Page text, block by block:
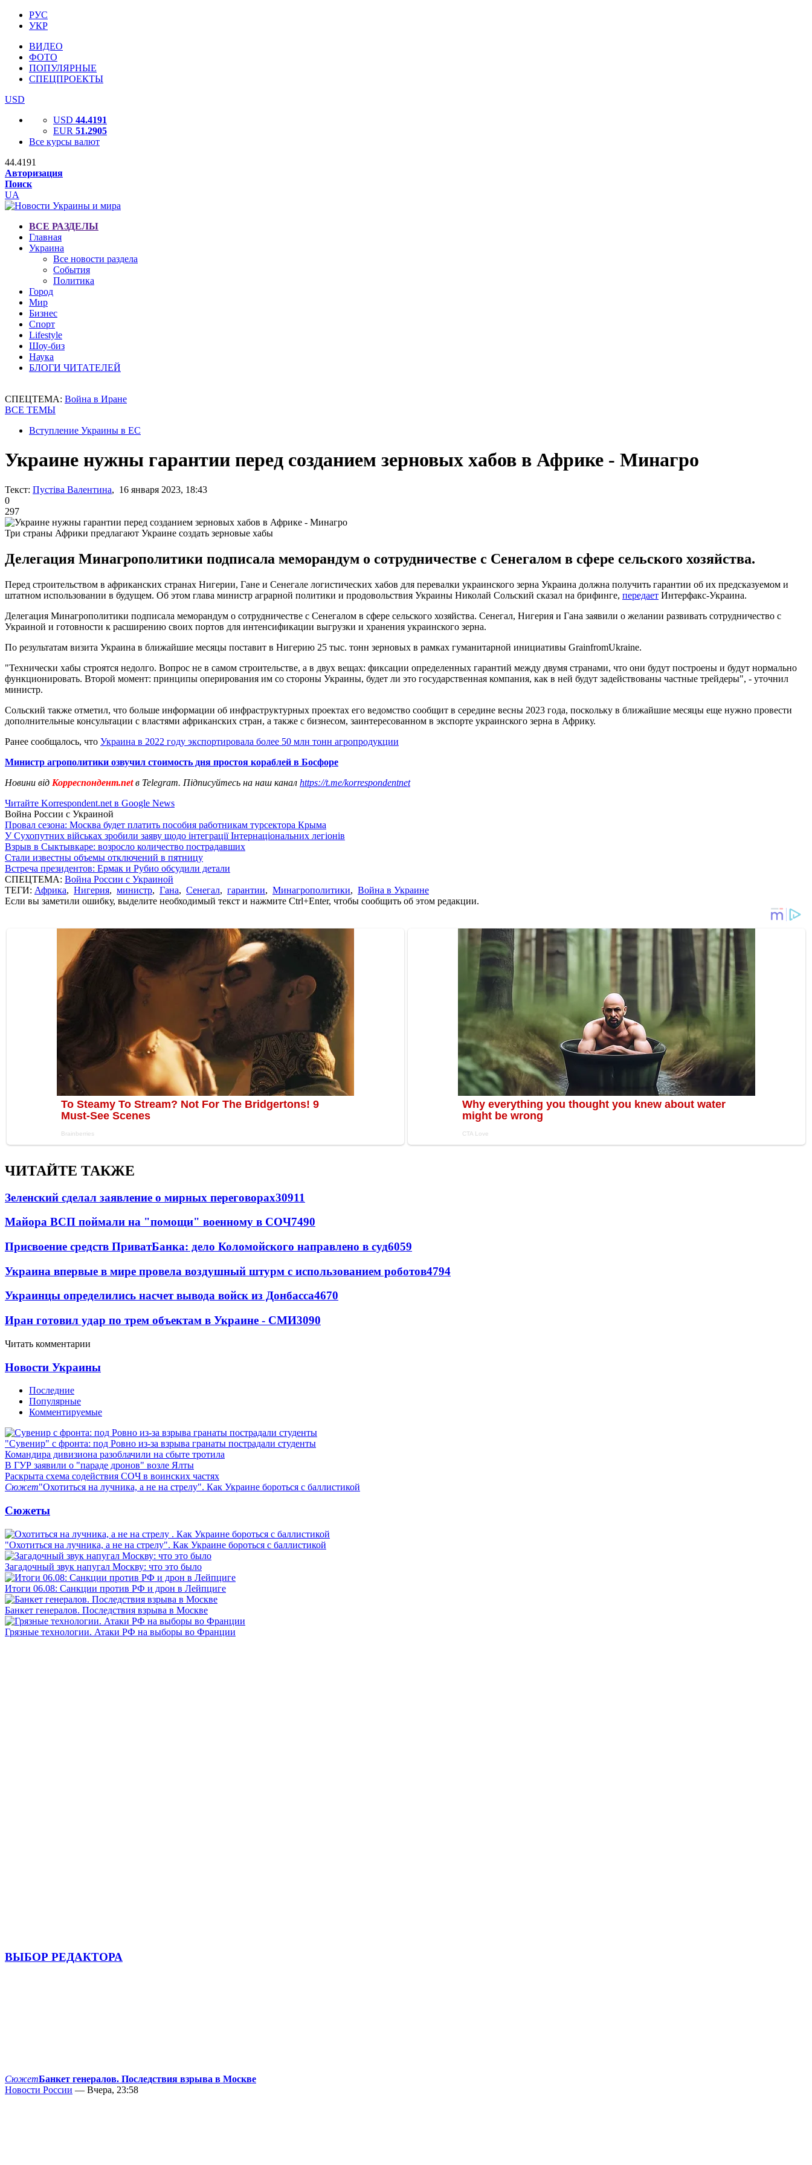
РУС
УКР
ВИДЕО
ФОТО
ПОПУЛЯРНЫЕ
СПЕЦПРОЕКТЫ
USD
USD 44.4191
EUR 51.2905
Все курсы валют
44.4191
Авторизация
Поиск
UA
ВСЕ РАЗДЕЛЫ
Главная
Украина
Все новости раздела
События
Политика
Город
Мир
Бизнес
Спорт
Lifestyle
Шоу-биз
Наука
БЛОГИ ЧИТАТЕЛЕЙ
СПЕЦТЕМА: Война в Иране
ВСЕ ТЕМЫ
Вступление Украины в ЕС
Украине нужны гарантии перед созданием зерновых хабов в Африке - Минагро
Текст: Пустіва Валентина, 16 января 2023, 18:43
0
297
Три страны Африки предлагают Украине создать зерновые хабы
Делегация Минагрополитики подписала меморандум о сотрудничестве с Сенегалом в сфере сельского хозяйства.
Перед строительством в африканских странах Нигерии, Гане и Сенегале логистических хабов для перевалки украинского зерна Украина должна получить гарантии об их предсказуемом и
штатном использовании в будущем. Об этом глава министр аграрной политики и продовольствия Украины Николай Сольский сказал на брифинге, передает Интерфакс-Украина.
Делегация Минагрополитики подписала меморандум о сотрудничестве с Сенегалом в сфере сельского хозяйства. Сенегал, Нигерия и Гана заявили о желании развивать сотрудничество с
Украиной и готовности к расширению своих портов для интенсификации выгрузки и хранения украинского зерна.
По результатам визита Украина в ближайшие месяцы поставит в Нигерию 25 тыс. тонн зерновых в рамках гуманитарной инициативы GrainfromUkraine.
"Технически хабы строятся недолго. Вопрос не в самом строительстве, а в двух вещах: фиксации определенных гарантий между двумя странами, что они будут построены и будут нормально
функционировать. Второй момент: принципы оперирования им со стороны Украины, будет ли это государственная компания, как в ней будут задействованы частные трейдеры", - уточнил
министр.
Сольский также отметил, что больше информации об инфраструктурных проектах его ведомство сообщит в середине весны 2023 года, поскольку в ближайшие месяцы еще нужно провести
дополнительные консультации с властями африканских стран, а также с бизнесом, заинтересованном в экспорте украинского зерна в Африку.
Ранее сообщалось, что Украина в 2022 году экспортировала более 50 млн тонн агропродукции
Министр агрополитики озвучил стоимость дня простоя кораблей в Босфоре
Новини від Корреспондент.netв Telegram. Підписуйтесь на наш канал https://t.me/korrespondentnet
Читайте Korrespondent.net в Google News
Война России с Украиной
Провал сезона: Москва будет платить пособия работникам турсектора Крыма
У Сухопутних військах зробили заяву щодо інтеграції Інтернаціональних легіонів
Взрыв в Сыктывкаре: возросло количество пострадавших
Стали известны объемы отключений в пятницу
Встреча президентов: Ермак и Рубио обсудили детали
СПЕЦТЕМА: Война России с Украиной
ТЕГИ: Африка, Нигерия, министр, Гана, Сенегал, гарантии, Минагрополитики, Война в Украине
Если вы заметили ошибку, выделите необходимый текст и нажмите Ctrl+Enter, чтобы сообщить об этом редакции.
ЧИТАЙТЕ ТАКЖЕ
Зеленский сделал заявление о мирных переговорах30911
Майора ВСП поймали на "помощи" военному в СОЧ7490
Присвоение средств ПриватБанка: дело Коломойского направлено в суд6059
Украина впервые в мире провела воздушный штурм с использованием роботов4794
Украинцы определились насчет вывода войск из Донбасса4670
Иран готовил удар по трем объектам в Украине - СМИ3090
Читать комментарии
Новости Украины
Последние
Популярные
Комментируемые
"Сувенир" с фронта: под Ровно из-за взрыва гранаты пострадали студенты
Командира дивизиона разоблачили на сбыте тротила
В ГУР заявили о "параде дронов" возле Ялты
Раскрыта схема содействия СОЧ в воинских частях
Сюжет"Охотиться на лучника, а не на стрелу". Как Украине бороться с баллистикой
Сюжеты
"Охотиться на лучника, а не на стрелу". Как Украине бороться с баллистикой
Загадочный звук напугал Москву: что это было
Итоги 06.08: Санкции против РФ и дрон в Лейпциге
Банкет генералов. Последствия взрыва в Москве
Грязные технологии. Атаки РФ на выборы во Франции
ВЫБОР РЕДАКТОРА
СюжетБанкет генералов. Последствия взрыва в Москве
Новости России — Вчера, 23:58